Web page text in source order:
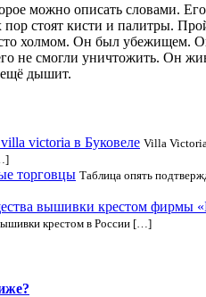
можно описать словами.
стоят кисти и палитры.
холмом. Он был убежищем.
не смогли уничтожить. Он
дышит.
victoria в Буковеле Villa Victoria
торговцы Таблица опять
вышивки крестом фирмы
крестом в России […]